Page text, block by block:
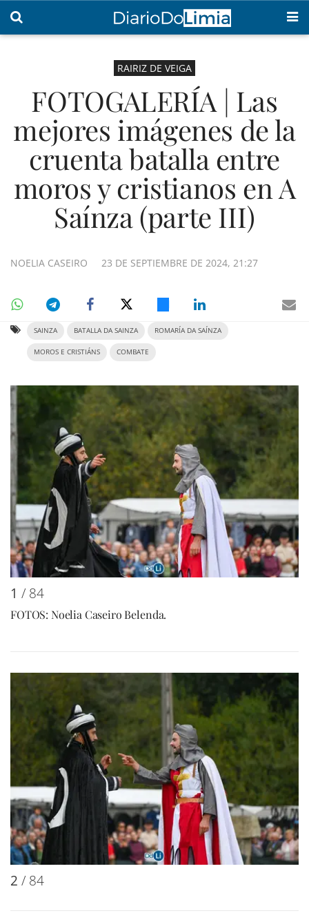
RAIRIZ DE VEIGA
FOTOGALERÍA | Las
mejores imágenes de la
cruenta batalla entre
moros y cristianos en A
Saínza (parte III)
23 DE SEPTIEMBRE DE 2024, 21:27
NOELIA CASEIRO
SAINZA BATALLA DA SAINZA ROMARÍA DA SAÍNZA
MOROS E CRISTIÁNS COMBATE
1 / 84
FOTOS: Noelia Caseiro Belenda.
2 / 84